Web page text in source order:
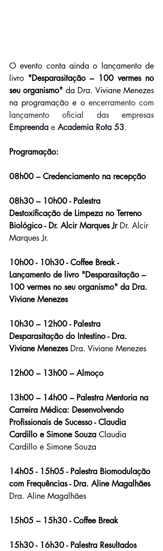
O evento conta ainda o lançamento de
livro "Desparasitação – 100 vermes no
seu organismo" da Dra. Viviane Menezes
na programação e o encerramento com
Empreenda e Academia Rota 53.
Programação:
08h00 – Credenciamento na recepção
08h30 – 10h00 - Palestra
Destoxificação de Limpeza no Terreno
Biológico - Dr. Alcir Marques Jr Dr. Alcir
Marques Jr.
10h00 - 10h30 - Coffee Break -
Lançamento de livro "Desparasitação –
100 vermes no seu organismo" da Dra.
Viviane Menezes
10h30 – 12h00 - Palestra
Desparasitação do Intestino - Dra.
Viviane Menezes Dra. Viviane Menezes
12h00 – 13h00 – Almoço
13h00 – 14h00 – Palestra Mentoria na
Carreira Médica: Desenvolvendo
Profissionais de Sucesso - Claudia
Cardillo e Simone Souza Claudia
Cardillo e Simone Souza
14h05 - 15h05 - Palestra Biomodulação
com Frequências - Dra. Aline Magalhães
Dra. Aline Magalhães
15h05 – 15h30 - Coffee Break
15h30 - 16h30 - Palestra Resultados